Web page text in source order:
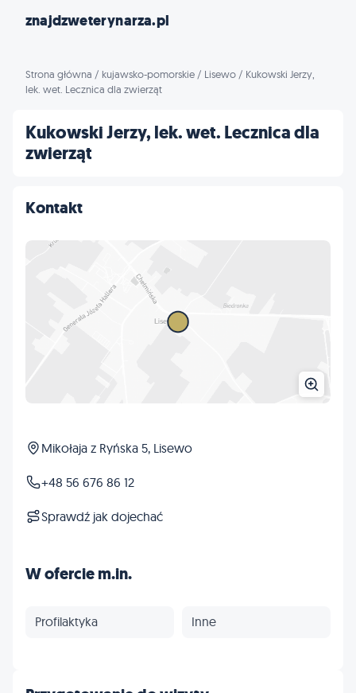
znajdzweterynarza.pl
Strona główna / kujawsko-pomorskie / Lisewo / Kukowski Jerzy,
lek. wet. Lecznica dla zwierząt
Kukowski Jerzy, lek. wet. Lecznica dla
zwierząt
Kontakt
Mikołaja z Ryńska 5, Lisewo
+48 56 676 86 12
Sprawdź jak dojechać
W ofercie m.in.
Profilaktyka Inne